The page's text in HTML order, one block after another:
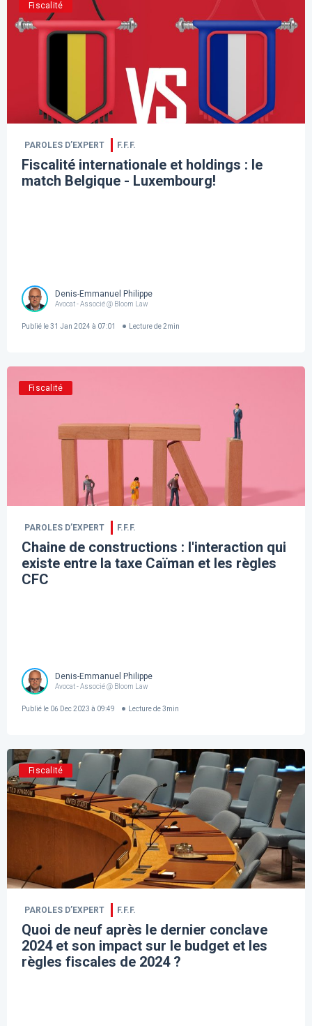
Fiscalité
PAROLES D’EXPERT F.F.F.
Fiscalité internationale et holdings : le
match Belgique - Luxembourg!
Denis-Emmanuel Philippe
Avocat - Associé @ Bloom Law
Publié le31 Jan 2024 à 07:01 Lecture de 2min
Fiscalité
PAROLES D’EXPERT F.F.F.
Chaine de constructions : l'interaction qui
existe entre la taxe Caïman et les règles
CFC
Denis-Emmanuel Philippe
Avocat - Associé @ Bloom Law
Publié le 06 Dec 2023 à 09:49 Lecture de 3min
Fiscalité
PAROLES D’EXPERT F.F.F.
Quoi de neuf après le dernier conclave
2024 et son impact sur le budget et les
règles fiscales de 2024 ?